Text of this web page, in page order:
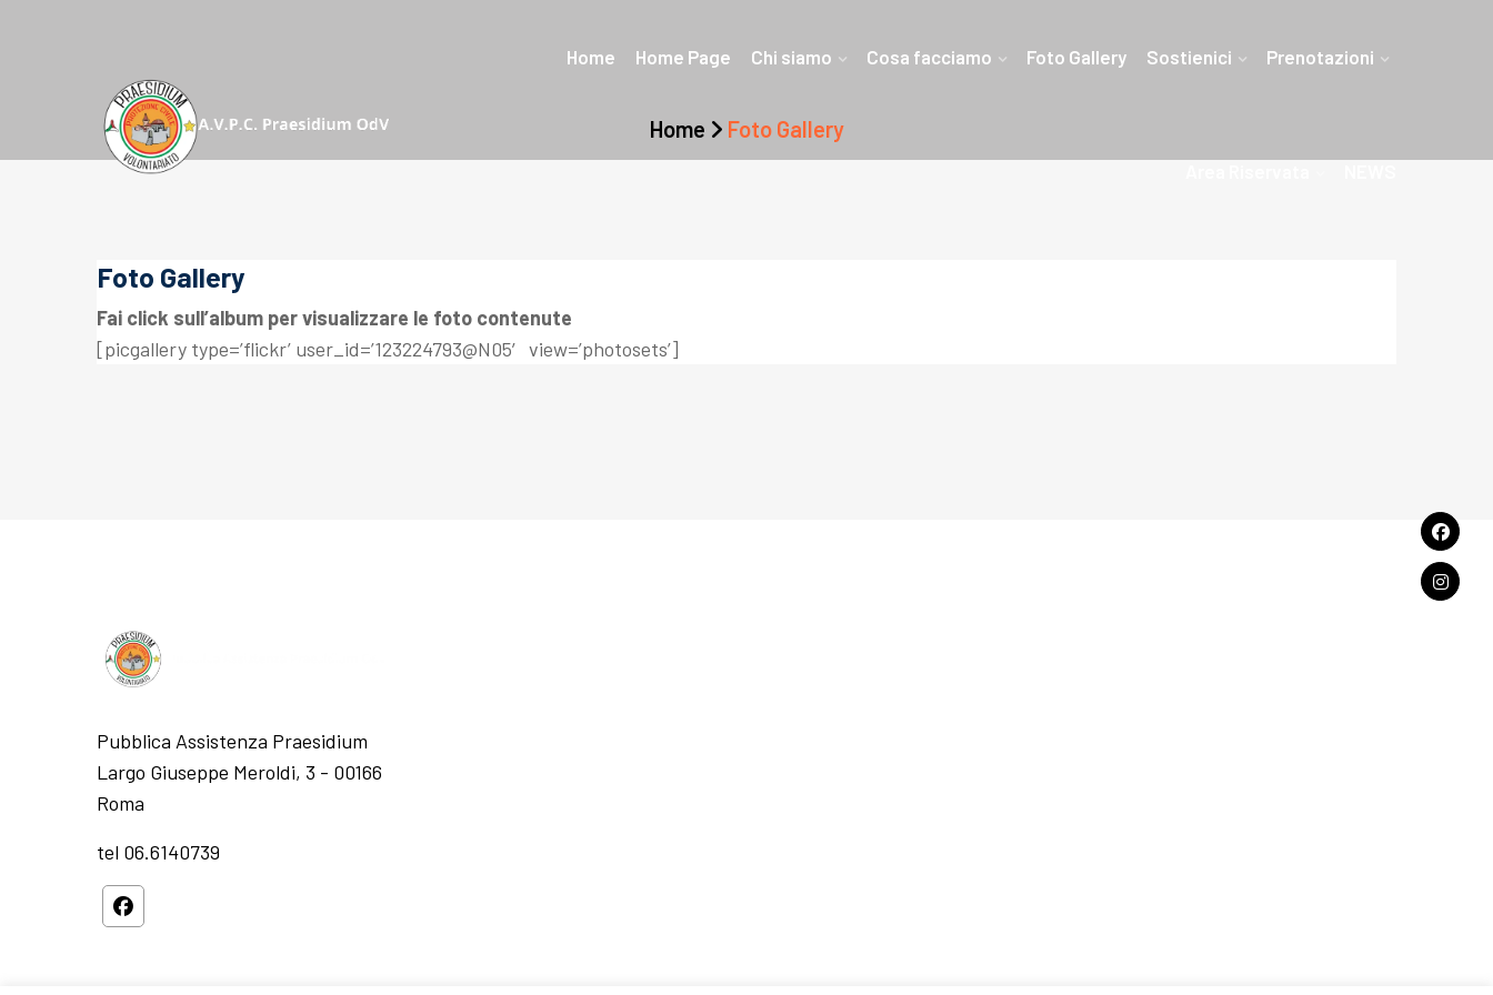
Home Home Page Chi siamo Cosa facciamo Foto Gallery Sostienici Prenotazioni
Home Foto Gallery
Foto Gallery
Fai click sull’album per visualizzare le foto contenute
[picgallery type=’flickr’ user_id=’123224793@N05′ view=’photosets’]
Pubblica Assistenza Praesidium
Largo Giuseppe Meroldi, 3 - 00166
Roma
tel 06.6140739